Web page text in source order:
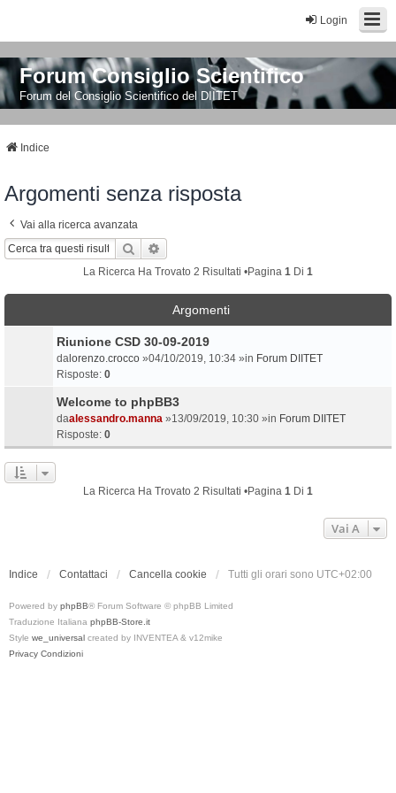
Login
Forum Consiglio Scientifico
Forum del Consiglio Scientifico del DIITET
Indice
Argomenti senza risposta
Vai alla ricerca avanzata
Cerca
La Ricerca Ha Trovato 2 Risultati •Pagina 1 Di 1
Argomenti
Riunione CSD 30-09-2019
da lorenzo.crocco »04/10/2019, 10:34 »in Forum DIITET
Risposte: 0
Welcome to phpBB3
daalessandro.manna »13/09/2019, 10:30 »in Forum DIITET
Risposte: 0
La Ricerca Ha Trovato 2 Risultati •Pagina 1 Di 1
Vai A
Indice Contattaci Cancella cookie Tutti gli orari sono UTC+02:00
Powered by phpBB® Forum Software © phpBB Limited
Traduzione Italiana phpBB-Store.it
Style we_universal created by INVENTEA & v12mike
Privacy Condizioni